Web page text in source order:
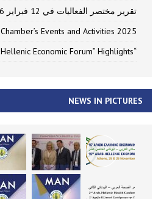
تقرير مختصر الفعاليات في 12 فبراير 2026
Events and Activities 2025
“14th Arab-Hellenic Economic Forum” Highlights
NEWS IN PICTURES